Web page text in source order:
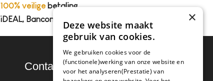
100% veiligebetaling,
iDEAL, Bancontact en op rekening
Contact
×
Deze website maakt
gebruik van cookies.
We gebruiken cookies voor de
(functionele)werking van onze website en
voor het analyseren(Prestatie) van